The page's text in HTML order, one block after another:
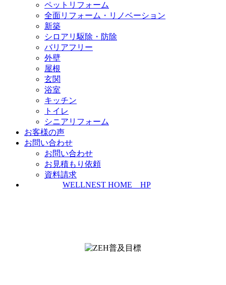
ペットリフォーム
全面リフォーム・リノベーション
新築
シロアリ駆除・防除
バリアフリー
外壁
屋根
玄関
浴室
キッチン
トイレ
シニアリフォーム
お客様の声
お問い合わせ
お問い合わせ
お見積もり依頼
資料請求
WELLNEST HOME HP